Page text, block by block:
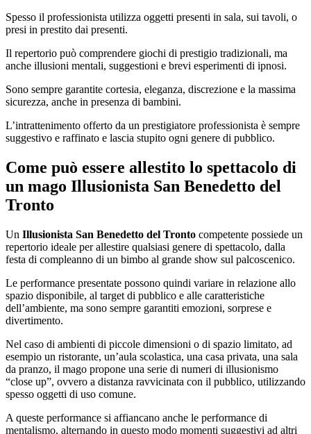
Spesso il professionista utilizza oggetti presenti in sala, sui tavoli, o
presi in prestito dai presenti.
Il repertorio può comprendere giochi di prestigio tradizionali, ma
anche illusioni mentali, suggestioni e brevi esperimenti di ipnosi.
Sono sempre garantite cortesia, eleganza, discrezione e la massima
sicurezza, anche in presenza di bambini.
L’intrattenimento offerto da un prestigiatore professionista è sempre
suggestivo e raffinato e lascia stupito ogni genere di pubblico.
Come può essere allestito lo spettacolo di
un mago Illusionista San Benedetto del
Tronto
Un Illusionista San Benedetto del Tronto competente possiede un
repertorio ideale per allestire qualsiasi genere di spettacolo, dalla
festa di compleanno di un bimbo al grande show sul palcoscenico.
Le performance presentate possono quindi variare in relazione allo
spazio disponibile, al target di pubblico e alle caratteristiche
dell’ambiente, ma sono sempre garantiti emozioni, sorprese e
divertimento.
Nel caso di ambienti di piccole dimensioni o di spazio limitato, ad
esempio un ristorante, un’aula scolastica, una casa privata, una sala
da pranzo, il mago propone una serie di numeri di illusionismo
“close up”, ovvero a distanza ravvicinata con il pubblico, utilizzando
spesso oggetti di uso comune.
A queste performance si affiancano anche le performance di
mentalismo, alternando in questo modo momenti suggestivi ad altri